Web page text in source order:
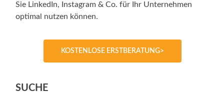
Sie LinkedIn, Instagram & Co. für Ihr Unternehmen
optimal nutzen können.
KOSTENLOSE ERSTBERATUNG>
SUCHE